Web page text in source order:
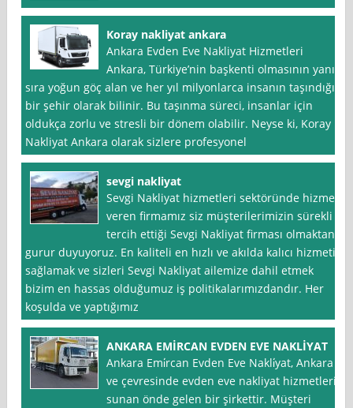
Koray nakliyat ankara
Ankara Evden Eve Nakliyat Hizmetleri
Ankara, Türkiye’nin başkenti olmasının yanı
sıra yoğun göç alan ve her yıl milyonlarca insanın taşındığı
bir şehir olarak bilinir. Bu taşınma süreci, insanlar için
oldukça zorlu ve stresli bir dönem olabilir. Neyse ki, Koray
Nakliyat Ankara olarak sizlere profesyonel
sevgi nakliyat
Sevgi Nakliyat hizmetleri sektöründe hizmet
veren firmamız siz müşterilerimizin sürekli
tercih ettiği Sevgi Nakliyat firması olmaktan
gurur duyuyoruz. En kaliteli en hızlı ve akılda kalıcı hizmeti
sağlamak ve sizleri Sevgi Nakliyat ailemize dahil etmek
bizim en hassas olduğumuz iş politikalarımızdandır. Her
koşulda ve yaptığımız
ANKARA EMİRCAN EVDEN EVE NAKLİYAT
Ankara Emi̇rcan Evden Eve Nakli̇yat, Ankara
ve çevresinde evden eve nakliyat hizmetleri
sunan önde gelen bir şirkettir. Müşteri